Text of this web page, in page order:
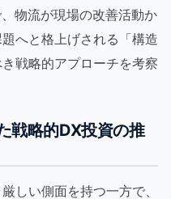
物流が現場の改善活動か
へと格上げされる「構造
戦略的アプローチを考察
戦略的DX投資の推
しい側面を持つ一方で、